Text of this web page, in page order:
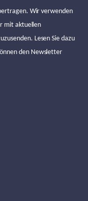
Wir verwenden
mit aktuellen
Lesen Sie dazu
den Newsletter